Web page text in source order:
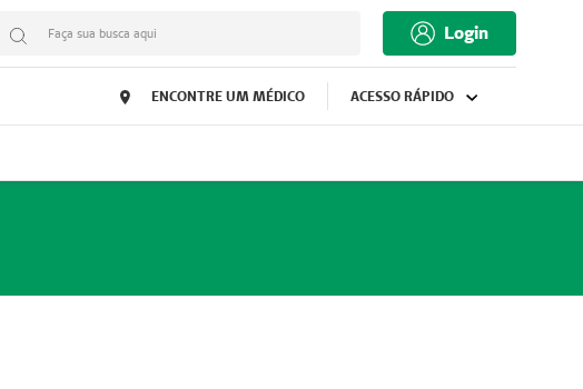
Faça sua busca aqui Login
ENCONTRE UM MÉDICO ACESSO RÁPIDO